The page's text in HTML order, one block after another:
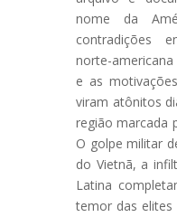
nome da
contradições
norte-
e as
viram atônitos
região marcada
O golpe militar
do Vietnã, a
Latina
temor das